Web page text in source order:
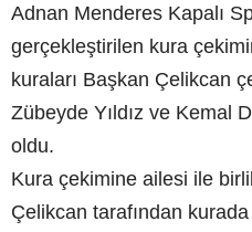
Adnan Menderes Kapalı
gerçekleştirilen kura
kuraları Başkan Çelikcan
Zübeyde Yıldız ve Kemal
oldu.
Kura çekimine ailesi ile
Çelikcan tarafından